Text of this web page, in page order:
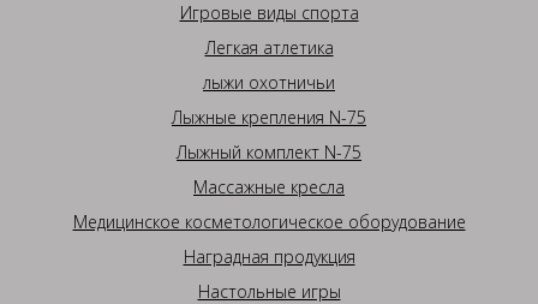
Игровые виды спорта
Легкая атлетика
лыжи охотничьи
Лыжные крепления N-75
Лыжный комплект N-75
Массажные кресла
Медицинское косметологическое оборудование
Наградная продукция
Настольные игры